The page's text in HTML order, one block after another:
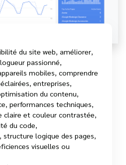
du site web, améliorer,
passionné,
mobiles, comprendre
, entreprises,
du contenu,
, performances techniques,
claire et couleur contrastée,
du code,
, structure logique des pages,
visuelles ou